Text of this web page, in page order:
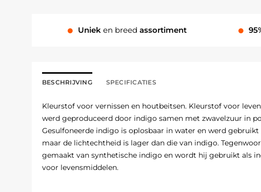
Unieken breedassortiment
BESCHRIJVING SPECIFICATIES
Kleurstof voor vernissen en houtbeitsen. Kleurstof voor
werd geproduceerd door indigo samen met zwavelzuur in
Gesulfoneerde indigo is oplosbaar in water en werd
maar de lichtechtheid is lager dan die van indigo.
gemaakt van synthetische indigo en wordt hij gebruikt als
voor levensmiddelen.